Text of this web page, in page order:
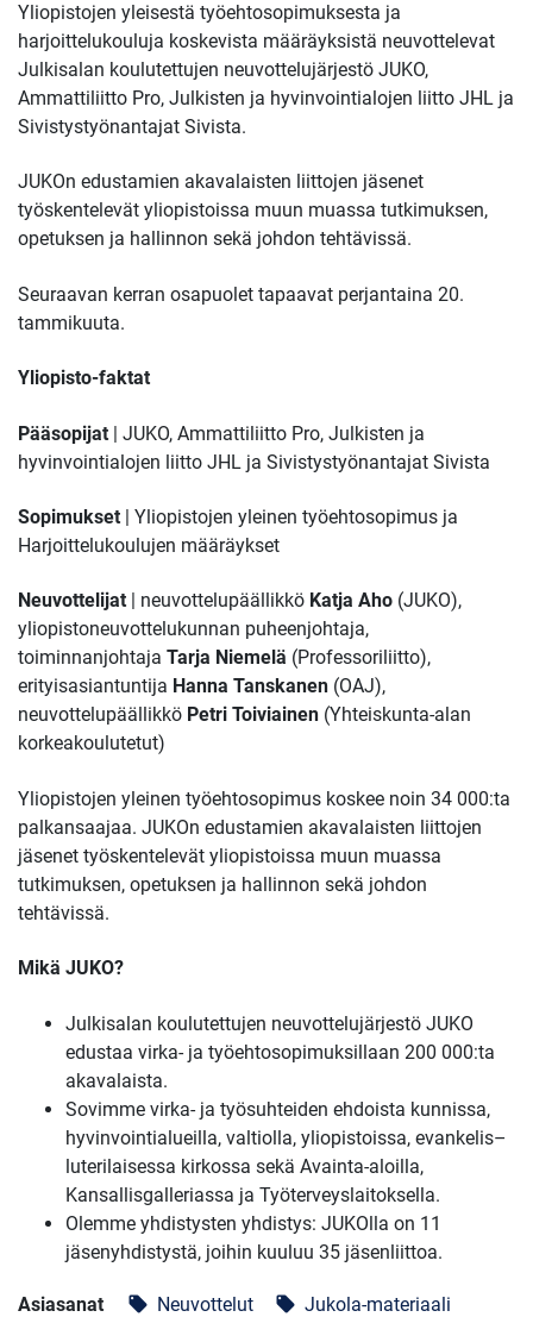
Yliopistojen yleisestä työehtosopimuksesta ja
harjoittelukouluja koskevista määräyksistä neuvottelevat
Julkisalan koulutettujen neuvottelujärjestö JUKO,
Ammattiliitto Pro, Julkisten ja hyvinvointialojen liitto JHL ja
Sivistystyönantajat Sivista.
JUKOn edustamien akavalaisten liittojen jäsenet
työskentelevät yliopistoissa muun muassa tutkimuksen,
opetuksen ja hallinnon sekä johdon tehtävissä.
Seuraavan kerran osapuolet tapaavat perjantaina 20.
tammikuuta.
Yliopisto-faktat
Pääsopijat | JUKO, Ammattiliitto Pro, Julkisten ja
hyvinvointialojen liitto JHL ja Sivistystyönantajat Sivista
Sopimukset | Yliopistojen yleinen työehtosopimus ja
Harjoittelukoulujen määräykset
Neuvottelijat | neuvottelupäällikkö Katja Aho (JUKO),
yliopistoneuvottelukunnan puheenjohtaja,
toiminnanjohtaja Tarja Niemelä (Professoriliitto),
erityisasiantuntija Hanna Tanskanen (OAJ),
neuvottelupäällikkö Petri Toiviainen (Yhteiskunta-alan
korkeakoulutetut)
Yliopistojen yleinen työehtosopimus koskee noin 34 000:ta
palkansaajaa. JUKOn edustamien akavalaisten liittojen
jäsenet työskentelevät yliopistoissa muun muassa
tutkimuksen, opetuksen ja hallinnon sekä johdon
tehtävissä.
Mikä JUKO?
Julkisalan koulutettujen neuvottelujärjestö JUKO
edustaa virka- ja työehtosopimuksillaan 200 000:ta
akavalaista.
Sovimme virka- ja työsuhteiden ehdoista kunnissa,
hyvinvointialueilla, valtiolla, yliopistoissa, evankelis–
luterilaisessa kirkossa sekä Avainta-aloilla,
Kansallisgalleriassa ja Työterveyslaitoksella.
Olemme yhdistysten yhdistys: JUKOlla on 11
jäsenyhdistystä, joihin kuuluu 35 jäsenliittoa.
Asiasanat local_offer Neuvottelut local_offer Jukola-materiaali